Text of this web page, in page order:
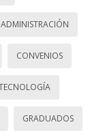
ADMINISTRACIÓN
CONVENIOS
GRADUADOS